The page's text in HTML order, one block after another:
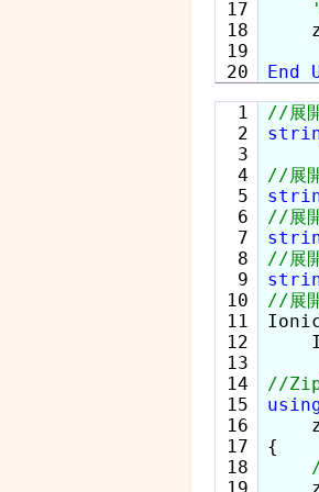
17
18
19
End
  1
  2
  3
  4
  5
  6
  7
  8
  9
10
11
12
13
14
15
16
17
18
{